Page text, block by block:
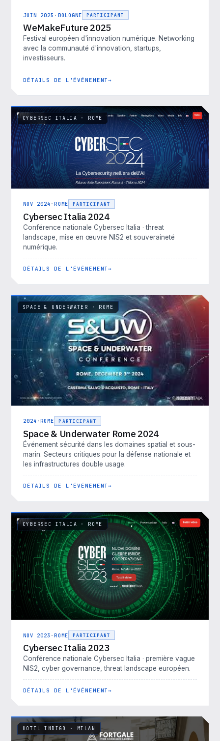
JUIN 2025 · BOLOGNE PARTICIPANT
WeMakeFuture 2025
Festival européen d'innovation numérique. Networking
avec la communauté d'innovation, startups,
investisseurs.
DÉTAILS DE L'ÉVÉNEMENT
CYBERSEC ITALIA · ROME
NOV 2024 ·ROME PARTICIPANT
Cybersec Italia 2024
Conférence nationale Cybersec Italia · threat
landscape, mise en œuvre NIS2 et souveraineté
numérique.
DÉTAILS DE L'ÉVÉNEMENT
SPACE & UNDERWATER · ROME
2024 ·ROME PARTICIPANT
Space & Underwater Rome 2024
Événement sécurité dans les domaines spatial et sous-
marin. Secteurs critiques pour la défense nationale et
les infrastructures double usage.
DÉTAILS DE L'ÉVÉNEMENT
CYBERSEC ITALIA · ROME
NOV 2023 ·ROME PARTICIPANT
Cybersec Italia 2023
Conférence nationale Cybersec Italia · première vague
NIS2, cyber governance, threat landscape européen.
DÉTAILS DE L'ÉVÉNEMENT
HOTEL INDIGO · MILAN